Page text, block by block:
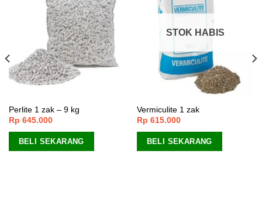
Perlite 1 zak – 9 kg
Rp 645.000
BELI SEKARANG
STOK HABIS
Vermiculite 1 zak
Rp 615.000
BELI SEKARANG